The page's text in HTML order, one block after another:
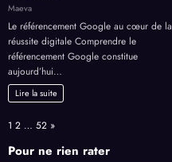
Maeva
Le référencement Google au cœur de la
réussite digitale Comprendre le
référencement Google constitue
aujourd’hui…
Lire la suite
Page:
1 2 … 52 Next
»
Pour ne rien rater